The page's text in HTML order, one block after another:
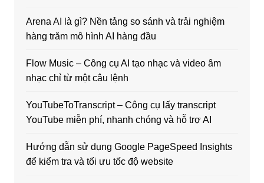
Arena AI là gì? Nền tảng so sánh và trải nghiệm
hàng trăm mô hình AI hàng đầu
Flow Music – Công cụ AI tạo nhạc và video âm
nhạc chỉ từ một câu lệnh
YouTubeToTranscript – Công cụ lấy transcript
YouTube miễn phí, nhanh chóng và hỗ trợ AI
Hướng dẫn sử dụng Google PageSpeed Insights
để kiểm tra và tối ưu tốc độ website